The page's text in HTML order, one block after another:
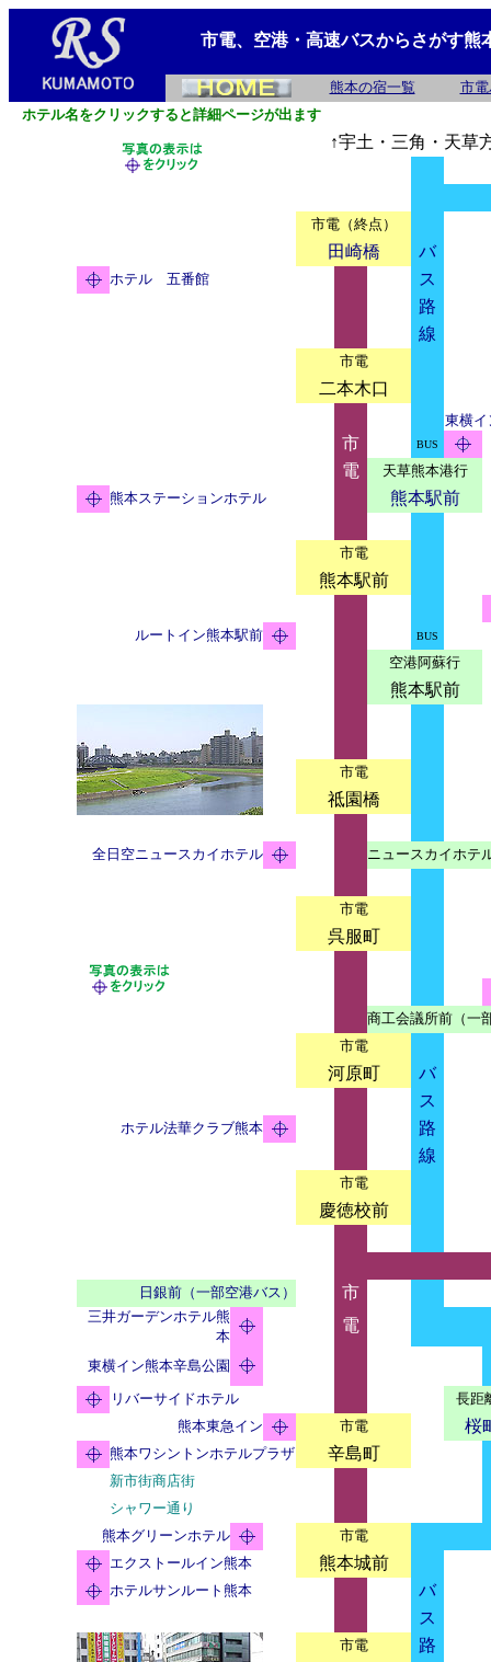
市電、空港・高速バスからさがす熊
熊本の宿一覧
市
ホテル名をクリックすると詳細ページが出ます
↑宇土・三角・天草
市電（終点）
田崎橋 バ
ホテル 五番館
ス
路
線
市電
二本木口
東横イ
市 BUS
電
天草熊本港行
熊本ステーションホテル
熊本駅前
市電
熊本駅前
ルートイン熊本駅前 BUS
空港阿蘇行
熊本駅前
市電
祗園橋
全日空ニュースカイホテル ニュースカイホテ
市電
呉服町
商工会議所前（一
市電
河原町
バ
ス
ホテル法華クラブ熊本
路
線
市電
慶徳校前
日銀前（一部空港バス） 市
三井ガーデンホテル熊
本
電
東横イン熊本辛島公園
リバーサイドホテル
長距
熊本東急イン
市電 桜
熊本ワシントンホテルプラザ 辛島町
新市街商店街
シャワー通り
熊本グリーンホテル
市電
エクストールイン熊本
熊本城前
ホテルサンルート熊本
バ
ス
市電
路